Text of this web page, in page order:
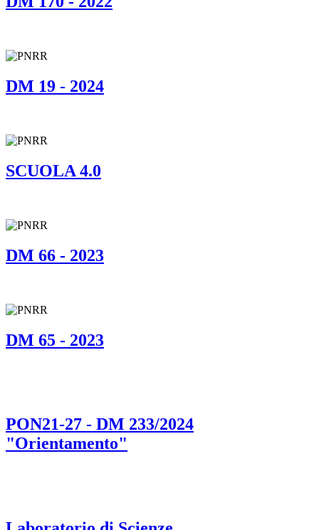
DM 19 - 2024
SCUOLA 4.0
DM 66 - 2023
DM 65 - 2023
PON21-27 - DM 233/2024
"Orientamento"